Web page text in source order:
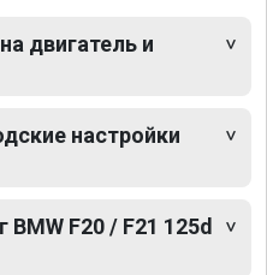
двигатель и
настройки
F20 / F21 125d